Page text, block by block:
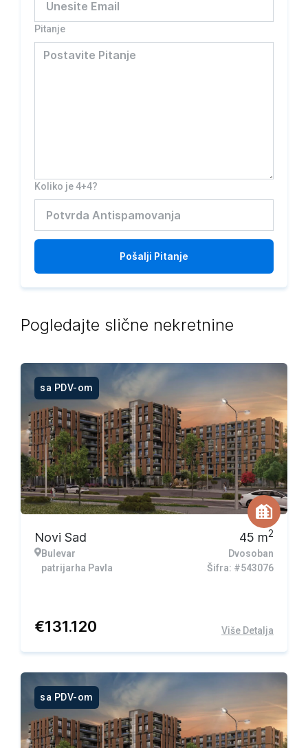
Pitanje
Koliko je 4+4?
Pošalji Pitanje
Pogledajte slične nekretnine
sa PDV-om
Novi Sad
Bulevar
patrijarha Pavla
45 m2
Dvosoban
Šifra: #543076
€131.120 Više Detalja
sa PDV-om